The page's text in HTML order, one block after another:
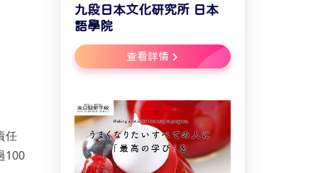
任
100
九段日本文化研究所 日本
語學院
查看詳情